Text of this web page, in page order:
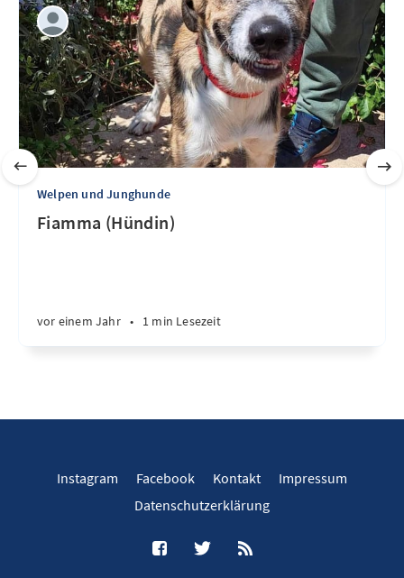
Welpen und Junghunde
Fiamma (Hündin)
vor einem Jahr • 1 min Lesezeit
Instagram Facebook Kontakt
Impressum
Datenschutzerklärung